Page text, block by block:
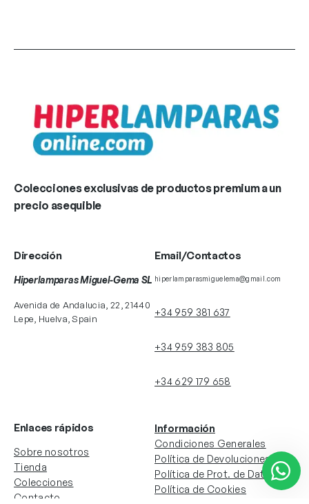
Colecciones exclusivas de productos premium a un
precio asequible
Dirección
Hiperlamparas Miguel-Gema SL
Avenida de Andalucia, 22, 21440
Lepe, Huelva, Spain
Email/Contactos
hiperlamparasmiguelema@gmail.com
+34 959 381 637
+34 959 383 805
+34 629 179 658
Enlaces rápidos
Sobre nosotros
Tienda
Colecciones
Contacto
Información
Condiciones Generales
Política de Devoluciones
Política de Prot. de Datos
Política de Cookies